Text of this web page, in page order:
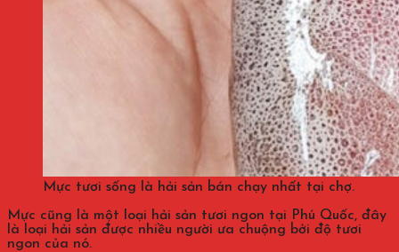
Mực tươi sống là hải sản bán chạy nhất tại chợ.
Mực cũng là một loại hải sản tươi ngon tại Phú Quốc, đây
là loại hải sản được nhiều người ưa chuộng bởi độ tươi
ngon của nó.